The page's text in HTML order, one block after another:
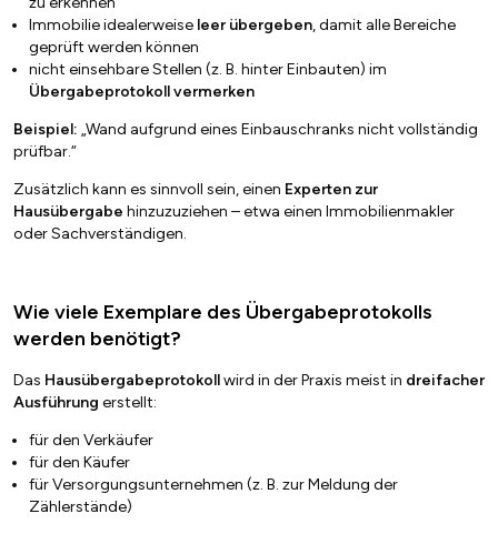
Immobilie idealerweise leer übergeben, damit alle Bereiche
geprüft werden können
nicht einsehbare Stellen (z. B. hinter Einbauten) im
Übergabeprotokoll vermerken
Beispiel: „Wand aufgrund eines Einbauschranks nicht vollständig
prüfbar.“
Zusätzlich kann es sinnvoll sein, einen Experten zur
Hausübergabe hinzuzuziehen – etwa einen Immobilienmakler
oder Sachverständigen.
Wie viele Exemplare des Übergabeprotokolls
werden benötigt?
Das Hausübergabeprotokollwird in der Praxis meist in dreifacher
Ausführung erstellt:
für den Verkäufer
für den Käufer
für Versorgungsunternehmen (z. B. zur Meldung der
Zählerstände)